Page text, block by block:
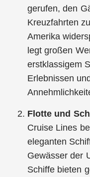
gerufen, den
Kreuzfahrten
Amerika
legt großen
erstklassigem
Erlebnissen
Flotte und
Cruise Lines
eleganten
Gewässer der
Schiffe bieten